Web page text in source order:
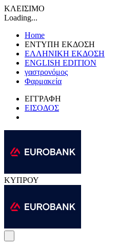
ΚΛΕΙΣΙΜΟ
Loading...
Home
ΕΝΤΥΠΗ ΕΚΔΟΣΗ
ΕΛΛΗΝΙΚΗ ΕΚΔΟΣΗ
ENGLISH EDITION
γαστρονόμος
Φαρμακεία
ΕΓΓΡΑΦΗ
ΕΙΣΟΔΟΣ
ΚΥΠΡΟΥ